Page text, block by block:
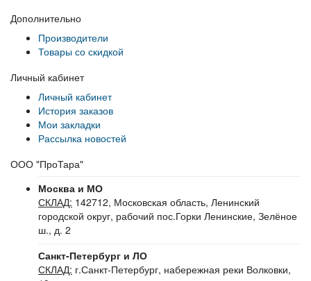
Дополнительно
Производители
Товары со скидкой
Личный кабинет
Личный кабинет
История заказов
Мои закладки
Рассылка новостей
ООО "ПроТара"
Москва и МО
СКЛАД: 142712, Московская область, Ленинский
городской округ, рабочий пос.Горки Ленинские, Зелёное
ш., д. 2
Санкт-Петербург и ЛО
СКЛАД: г.Санкт-Петербург, набережная реки Волковки,